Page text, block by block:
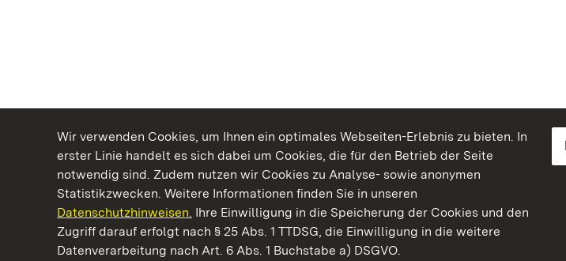
Wir verwenden Cookies, um Ihnen ein optimales Webseiten-Erlebnis zu bieten. In
erster Linie handelt es sich dabei um Cookies, die für den Betrieb der Seite
notwendig sind. Zudem nutzen wir Cookies zu Analyse- sowie anonymen
Statistikzwecken. Weitere Informationen finden Sie in unseren
Datenschutzhinweisen. Ihre Einwilligung in die Speicherung der Cookies und den
Zugriff darauf erfolgt nach § 25 Abs. 1 TTDSG, die Einwilligung in die weitere
Datenverarbeitung nach Art. 6 Abs. 1 Buchstabe a) DSGVO.
Kommen. Staunen. Genießen.